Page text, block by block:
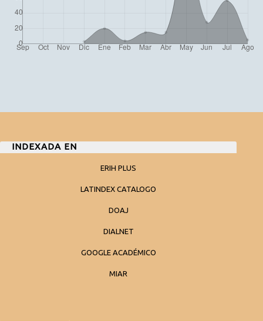
INDEXADA EN
ERIH PLUS
LATINDEX CATALOGO
DOAJ
DIALNET
GOOGLE ACADÉMICO
MIAR